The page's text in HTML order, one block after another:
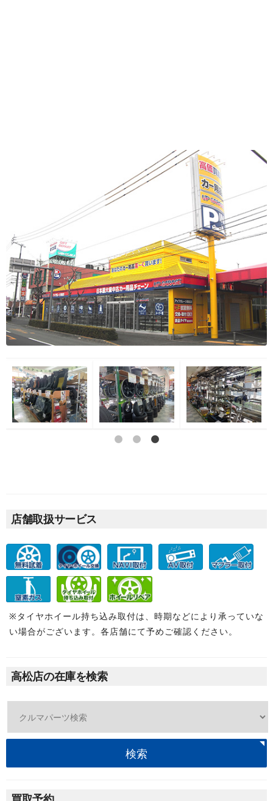
店舗取扱サービス
※タイヤホイール持ち込み取付は、時期などにより承っていな
い場合がございます。各店舗にて予めご確認ください。
高松店の在庫を検索
検索